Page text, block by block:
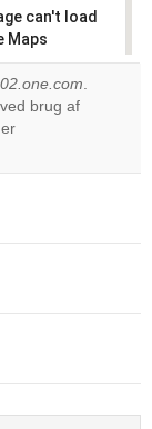
can't load
Maps
.
brug af